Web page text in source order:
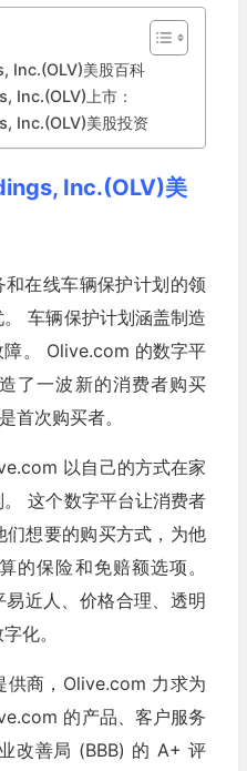
Inc.(OLV)美股百科
Inc.(OLV)上市：
Inc.(OLV)美股投资
Inc.(OLV)美
在线车辆保护计划的领
车辆保护计划涵盖制造
。 Olive.com 的数字平
了一波新的消费者购买
首次购买者。
以自己的方式在家
这个数字平台让消费者
想要的购买方式，为他
的保险和免赔额选项。
近人、价格合理、透明
化。
供商，Olive.com 力求为
的产品、客户服务
改善局 (BBB) 的 A+ 评